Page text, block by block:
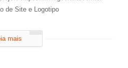
de Site e Logotipo
mais